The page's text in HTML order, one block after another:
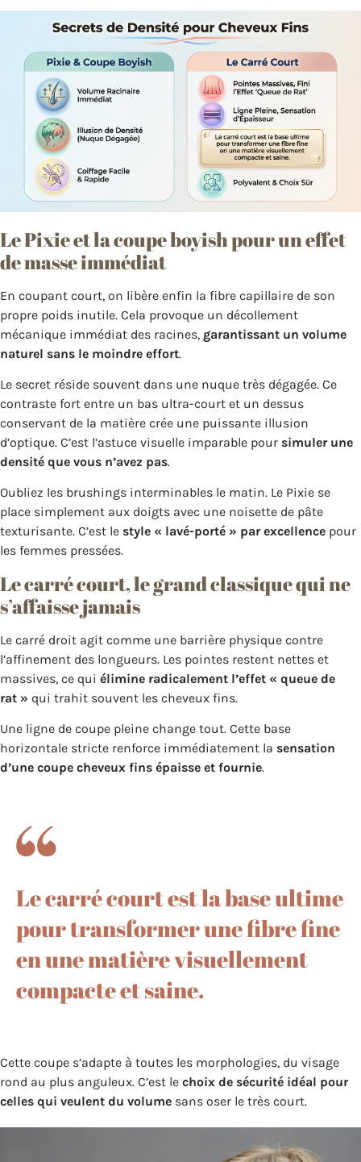
Le Pixie et la coupe boyish pour un effet
de masse immédiat
En coupant court, on libère enfin la fibre capillaire de son
propre poids inutile. Cela provoque un décollement
mécanique immédiat des racines, garantissant un volume
naturel sans le moindre effort.
Le secret réside souvent dans une nuque très dégagée. Ce
contraste fort entre un bas ultra-court et un dessus
conservant de la matière crée une puissante illusion
d’optique. C’est l’astuce visuelle imparable pour simuler une
densité que vous n’avez pas.
Oubliez les brushings interminables le matin. Le Pixie se
place simplement aux doigts avec une noisette de pâte
texturisante. C’est le style « lavé-porté » par excellence pour
les femmes pressées.
Le carré court, le grand classique qui ne
s’affaisse jamais
Le carré droit agit comme une barrière physique contre
l’affinement des longueurs. Les pointes restent nettes et
massives, ce qui élimine radicalement l’effet « queue de
rat » qui trahit souvent les cheveux fins.
Une ligne de coupe pleine change tout. Cette base
horizontale stricte renforce immédiatement la sensation
d’une coupe cheveux fins épaisse et fournie.
Le carré court est la base ultime
pour transformer une fibre fine
en une matière visuellement
compacte et saine.
Cette coupe s’adapte à toutes les morphologies, du visage
rond au plus anguleux. C’est le choix de sécurité idéal pour
celles qui veulent du volume sans oser le très court.